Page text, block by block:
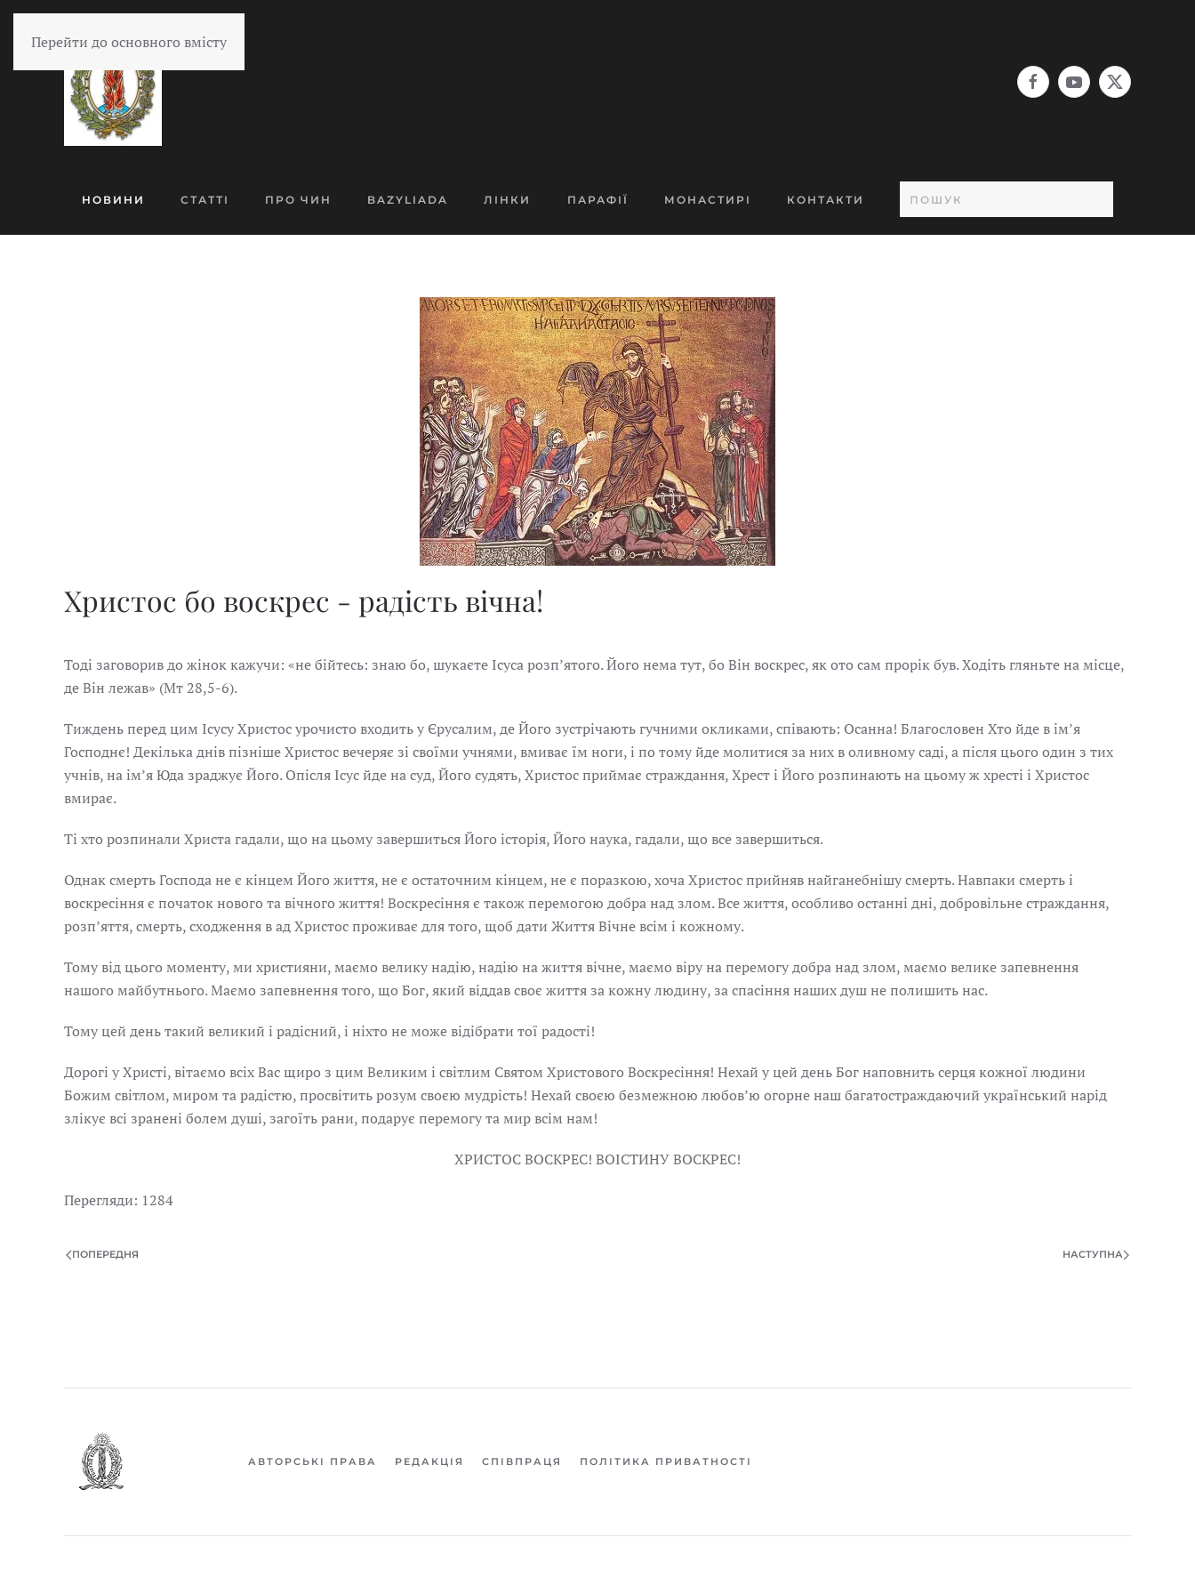
Перейти до основного вмісту
НОВИНИ СТАТТІ ПРО ЧИН BAZYLIADA ЛІНКИ ПАРАФІЇ МОНАСТИРІ КОНТАКТИ
Христос бо воскрес - радість вічна!
Тоді заговорив до жінок кажучи: «не бійтесь: знаю бо, шукаєте Ісуса розпʼятого. Його нема тут, бо Він воскрес, як ото сам прорік був. Ходіть гляньте на місце,
де Він лежав» (Мт 28,5-6).
Тиждень перед цим Ісусу Христос урочисто входить у Єрусалим, де Його зустрічають гучними окликами, співають: Осанна! Благословен Хто йде в імʼя
Господнє! Декілька днів пізніше Христос вечеряє зі своїми учнями, вмиває їм ноги, і по тому йде молитися за них в оливному саді, а після цього один з тих
учнів, на імʼя Юда зраджує Його. Опісля Ісус йде на суд, Його судять, Христос приймає страждання, Хрест і Його розпинають на цьому ж хресті і Христос
вмирає.
Ті хто розпинали Христа гадали, що на цьому завершиться Його історія, Його наука, гадали, що все завершиться.
Однак смерть Господа не є кінцем Його життя, не є остаточним кінцем, не є поразкою, хоча Христос прийняв найганебнішу смерть. Навпаки смерть і
воскресіння є початок нового та вічного життя! Воскресіння є також перемогою добра над злом. Все життя, особливо останні дні, добровільне страждання,
розпʼяття, смерть, сходження в ад Христос проживає для того, щоб дати Життя Вічне всім і кожному.
Тому від цього моменту, ми християни, маємо велику надію, надію на життя вічне, маємо віру на перемогу добра над злом, маємо велике запевнення
нашого майбутнього. Маємо запевнення того, що Бог, який віддав своє життя за кожну людину, за спасіння наших душ не полишить нас.
Тому цей день такий великий і радісний, і ніхто не може відібрати тої радості!
Дорогі у Христі, вітаємо всіх Вас щиро з цим Великим і світлим Святом Христового Воскресіння! Нехай у цей день Бог наповнить серця кожної людини
Божим світлом, миром та радістю, просвітить розум своєю мудрість! Нехай своєю безмежною любовʼю огорне наш багатостраждаючий український нарід
злікує всі зранені болем душі, загоїть рани, подарує перемогу та мир всім нам!
ХРИСТОС ВОСКРЕС! ВОІСТИНУ ВОСКРЕС!
Перегляди: 1284
ПОПЕРЕДНЯ НАСТУПНА
АВТОРСЬКІ ПРАВА РЕДАКЦІЯ СПІВПРАЦЯ ПОЛІТИКА ПРИВАТНОСТІ